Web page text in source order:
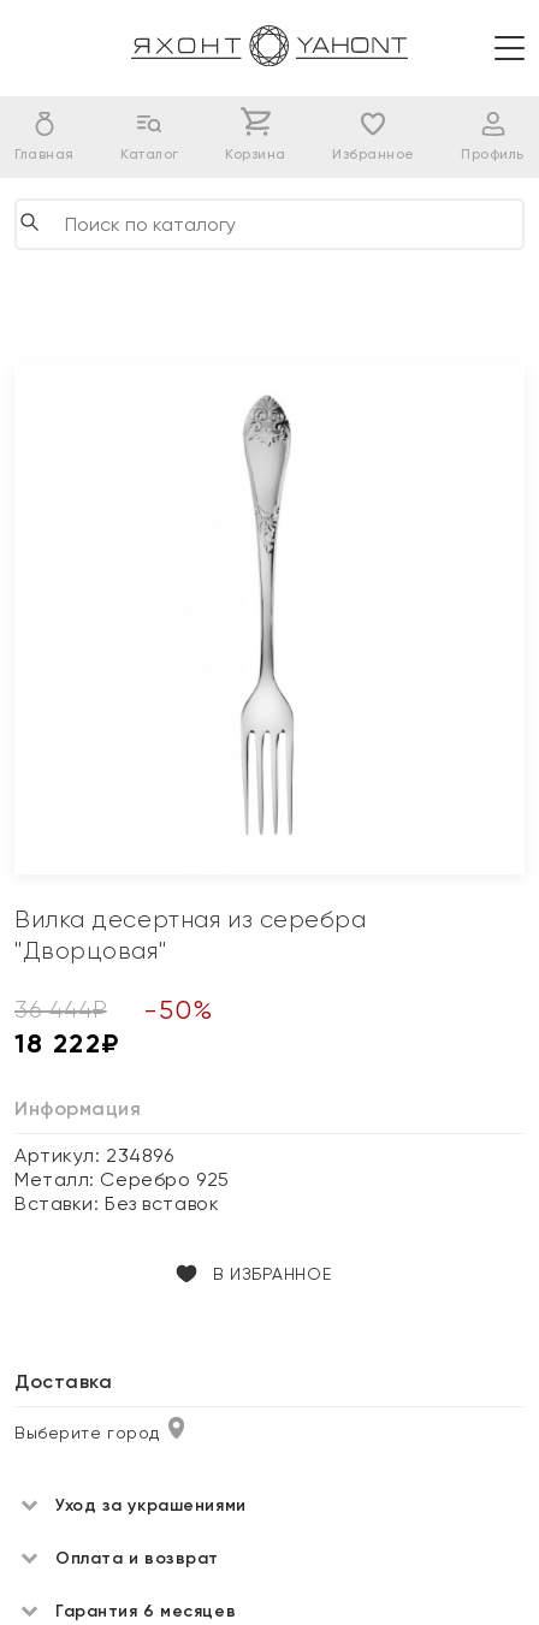
Главная Каталог Корзина Избранное Профиль
Вилка десертная из серебра
"Дворцовая"
36 444₽ -50%
18 222₽
Информация
Артикул: 234896
Металл: Серебро 925
Вставки:Без вставок
В ИЗБРАННОЕ
Доставка
Выберите город
Уход за украшениями
Оплата и возврат
Гарантия 6 месяцев